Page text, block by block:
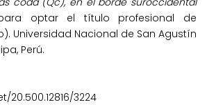
optar el título profesional de
Universidad Nacional de San Agustín
Perú.
3224